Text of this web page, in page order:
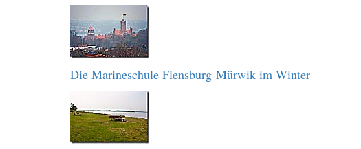
Die Marineschule Flensburg-Mürwik im Winter